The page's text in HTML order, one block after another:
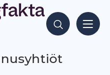
Hae sisältöjä